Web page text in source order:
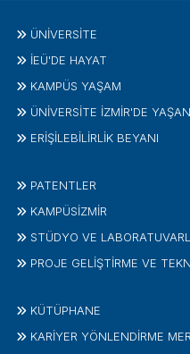
ÜNIVERSITE
İEÜ'DE HAYAT
KAMPÜS YAŞAM
ÜNİVERSİTE İZMİR'DE
ERİŞİLEBİLİRLİK BEYANI
PATENTLER
KAMPÜSİZMIR
STÜDYO VE
PROJE GELIŞTIRME VE
KÜTÜPHANE
KARİYER YÖNLENDİRME